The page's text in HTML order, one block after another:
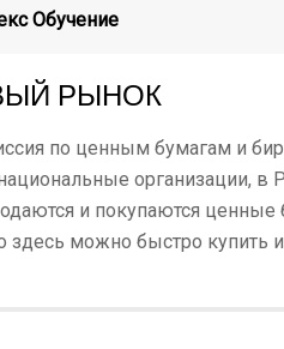
Обучение
РЫНОК
по ценным бумагам и
организации, в
и покупаются ценные
здесь можно быстро купить